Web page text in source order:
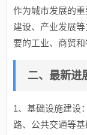
作为城市发展的
建设、产业发展
要的工业、商贸和
二、最新进
1、基础设施建设
路、公共交通等